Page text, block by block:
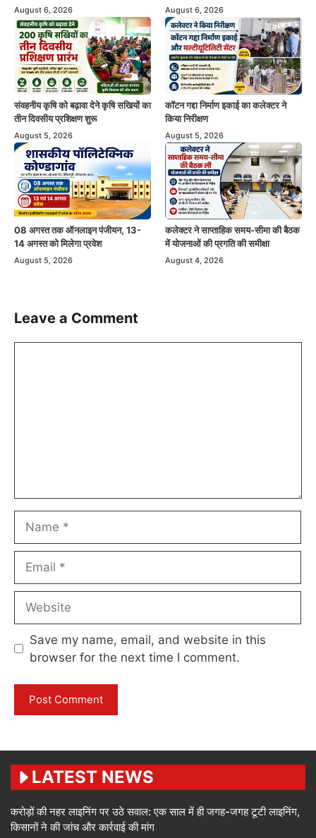
August 6, 2026 August 6, 2026
संवहनीय कृषि को बढ़ावा देने कृषि सखियों का
तीन दिवसीय प्रशिक्षण शुरू
August 5, 2026
कॉटन गद्दा निर्माण इकाई का कलेक्टर ने
किया निरीक्षण
August 5, 2026
08 अगस्त तक ऑनलाइन पंजीयन, 13-
14 अगस्त को मिलेगा प्रवेश
August 5, 2026
कलेक्टर ने साप्ताहिक समय-सीमा की बैठक
में योजनाओं की प्रगति की समीक्षा
August 4, 2026
Leave a Comment
Save my name, email, and website in this
browser for the next time I comment.
LATEST NEWS
करोड़ों की नहर लाइनिंग पर उठे सवाल: एक साल में ही जगह-जगह टूटी लाइनिंग,
किसानों ने की जांच और कार्रवाई की मांग